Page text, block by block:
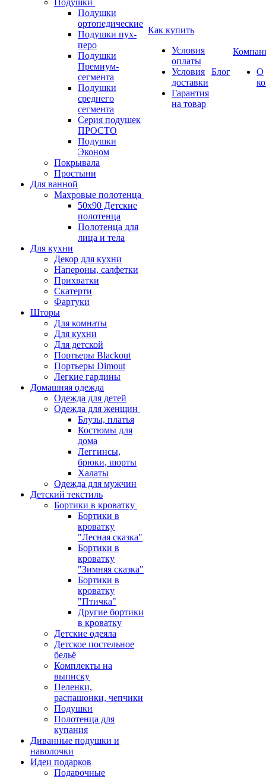
Подушки
Подушки
ортопедические
Подушки пух-
перо
Подушки
Премиум-
сегмента
Подушки
среднего
сегмента
Серия подушек
ПРОСТО
Подушки
Эконом
Покрывала
Простыни
Для ванной
Махровые полотенца
50х90 Детские
полотенца
Полотенца для
лица и тела
Для кухни
Декор для кухни
Напероны, салфетки
Прихватки
Скатерти
Фартуки
Шторы
Для комнаты
Для кухни
Для детской
Портьеры Blackout
Портьеры Dimout
Легкие гардины
Домашняя одежда
Одежда для детей
Одежда для женщин
Блузы, платья
Костюмы для
дома
Леггинсы,
брюки, шорты
Халаты
Одежда для мужчин
Детский текстиль
Бортики в кроватку
Бортики в
кроватку
"Лесная сказка"
Бортики в
кроватку
"Зимняя сказка"
Бортики в
кроватку
"Птичка"
Другие бортики
в кроватку
Детские одеяла
Детское постельное
бельё
Комплекты на
выписку
Пеленки,
распашонки, чепчики
Подушки
Полотенца для
купания
Диванные подушки и
наволочки
Идеи подарков
Подарочные
Как купить
Условия
оплаты
Условия
доставки
Гарантия
на товар
Блог
О